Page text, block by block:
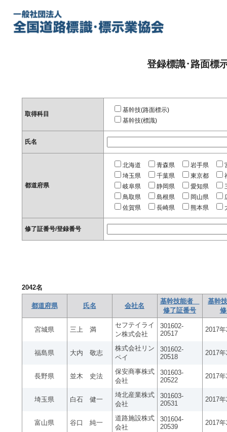
登録標識･路面標
取得科目
基幹技(路面標示)
基幹技(標識)
氏名
都道府県
北海道 青森県 岩手県
埼玉県
千葉県 東京都
岐阜県
静岡県 愛知県
鳥取県
島根県 岡山県
佐賀県
長崎県 熊本県
修了証番号/登録番号
2042名
都道府県 氏名 会社名
基幹技能者
修了証番号
基幹
宮城県 三上 満
セフテイライ
ン株式会社
301602-
20517
2017
福島県 大内 敬志
株式会社リン
ペイ
301602-
20518
2017
長野県 並木 史法
保安商事株式
会社
301603-
20522
2017
埼玉県 白石 健一
埼北産業株式
会社
301603-
20531
2017
富山県 谷口 純一
道路施設株式
会社
301604-
20539
2017